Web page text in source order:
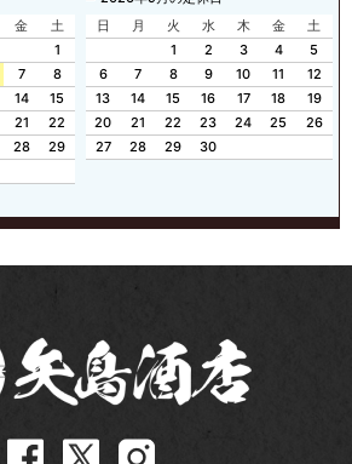
金
土
1
7
8
14
15
21
22
28
29
日
月 火 水 木 金
土
1
2 3 4
5
6
7 8 9 10 11
12
13
14 15 16 17 18
19
20
21 22 23 24 25
26
27
28 29 30